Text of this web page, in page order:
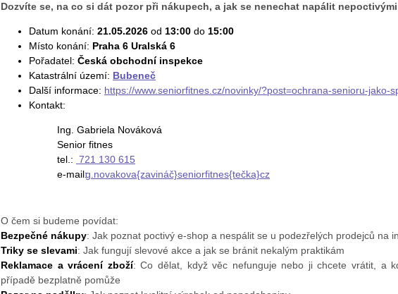
Dozvíte se, na co si dát pozor při nákupech, a jak se nenechat napálit
Datum konání: 21.05.2026 od 13:00 do 15:00
Místo konání: Praha 6 Uralská 6
Pořadatel: Česká obchodní inspekce
Katastrální území: Bubeneč
Další informace: https://www.seniorfitnes.cz/novinky/?post=ochrana-senioru-jako-
Kontakt:
Ing. Gabriela Nováková
Senior fitnes
tel.: 721 130 615
e-mail:g.novakova{zavináč}seniorfitnes{tečka}cz
O čem si budeme povídat:
Bezpečné nákupy: Jak poznat poctivý e-shop a nespálit se u podezřelých prodejců na
Triky se slevami: Jak fungují slevové akce a jak se bránit nekalým praktikám
Reklamace a vrácení zboží: Co dělat, když věc nefunguje nebo ji chcete vrátit, a
případě bezplatně pomůže